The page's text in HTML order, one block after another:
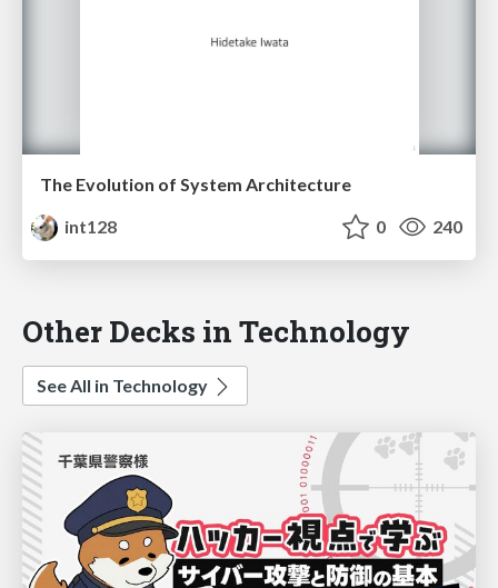
The Evolution of System Architecture
int128
0 240
Other Decks in Technology
See All in Technology